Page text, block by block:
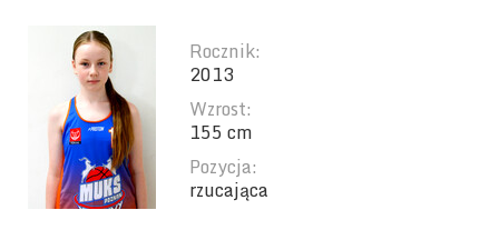
Rocznik:
2013
Wzrost:
155 cm
Pozycja:
rzucająca